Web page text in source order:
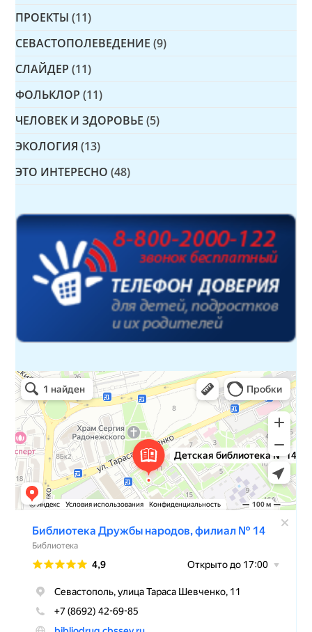
ПРОЕКТЫ (11)
СЕВАСТОПОЛЕВЕДЕНИЕ (9)
СЛАЙДЕР (11)
ФОЛЬКЛОР (11)
ЧЕЛОВЕК И ЗДОРОВЬЕ (5)
ЭКОЛОГИЯ (13)
ЭТО ИНТЕРЕСНО (48)
Детская библиотека № 14 Дружбы народов
Библиотека в Севастополе